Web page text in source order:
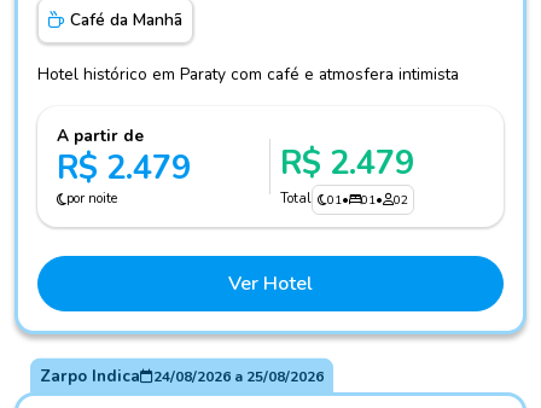
Café da Manhã
Hotel histórico em Paraty com café e atmosfera intimista
A partir de
R$ 2.479
por noite
R$ 2.479
Total 01• 01• 02
Ver Hotel
Zarpo Indica 24/08/2026a 25/08/2026